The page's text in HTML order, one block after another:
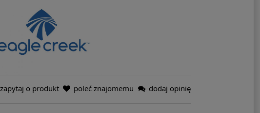
zapytaj o produkt poleć znajomemu dodaj opinię